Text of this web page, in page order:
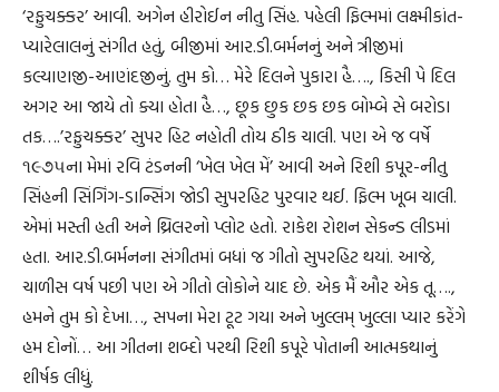
‘રફુચક્કર’ આવી. અગેન હીરોઈન નીતુ સિંહ. પહેલી ફિલ્મમાં લક્ષ્મીકાંત-
પ્યારેલાલનું સંગીત હતું, બીજીમાં આર.ડી.બર્મનનું અને ત્રીજીમાં
કલ્યાણજી-આણંદજીનું. તુમ કો… મેરે દિલને પુકારા હૈ…., કિસી પે દિલ
અગર આ જાયે તો ક્યા હોતા હૈ…, છૂક છુક છક છક બોમ્બે સે બરોડા
તક….’રફુચક્કર’ સુપર હિટ નહોતી તોય ઠીક ચાલી. પણ એ જ વર્ષે
૧૯૭૫ના મેમાં રવિ ટંડનની ‘ખેલ ખેલ મેં’ આવી અને રિશી કપૂર-નીતુ
સિંહની સિંગિંગ-ડાન્સિંગ જોડી સુપરહિટ પુરવાર થઈ. ફિલ્મ ખૂબ ચાલી.
એમાં મસ્તી હતી અને થ્રિલરનો પ્લોટ હતો. રાકેશ રોશન સેકન્ડ લીડમાં
હતા. આર.ડી.બર્મનના સંગીતમાં બધાં જ ગીતો સુપરહિટ થયાં. આજે,
ચાળીસ વર્ષ પછી પણ એ ગીતો લોકોને યાદ છે. એક મૈં ઔર એક તૂ….,
હમને તુમ કો દેખા…, સપના મેરા ટૂટ ગયા અને ખુલ્લમ્ ખુલ્લા પ્યાર કરેંગે
હમ દોનોં… આ ગીતના શબ્દો પરથી રિશી કપૂરે પોતાની આત્મકથાનું
શીર્ષક લીધું.